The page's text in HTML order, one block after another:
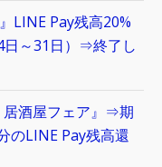
LINE Pay残高20%
日～31日）⇒終了し
居酒屋フェア』⇒期
のLINE Pay残高還